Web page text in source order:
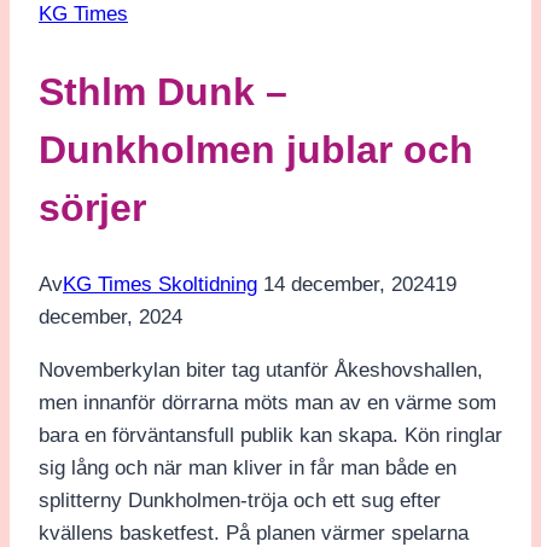
KG Times
Sthlm Dunk –
Dunkholmen jublar och
sörjer
AvKG Times Skoltidning 14 december, 202419
december, 2024
Novemberkylan biter tag utanför Åkeshovshallen,
men innanför dörrarna möts man av en värme som
bara en förväntansfull publik kan skapa. Kön ringlar
sig lång och när man kliver in får man både en
splitterny Dunkholmen-tröja och ett sug efter
kvällens basketfest. På planen värmer spelarna